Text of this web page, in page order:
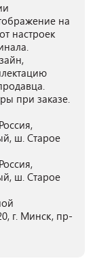
на
настроек
при заказе.
ш. Старое
ш. Старое
г. Минск, пр-